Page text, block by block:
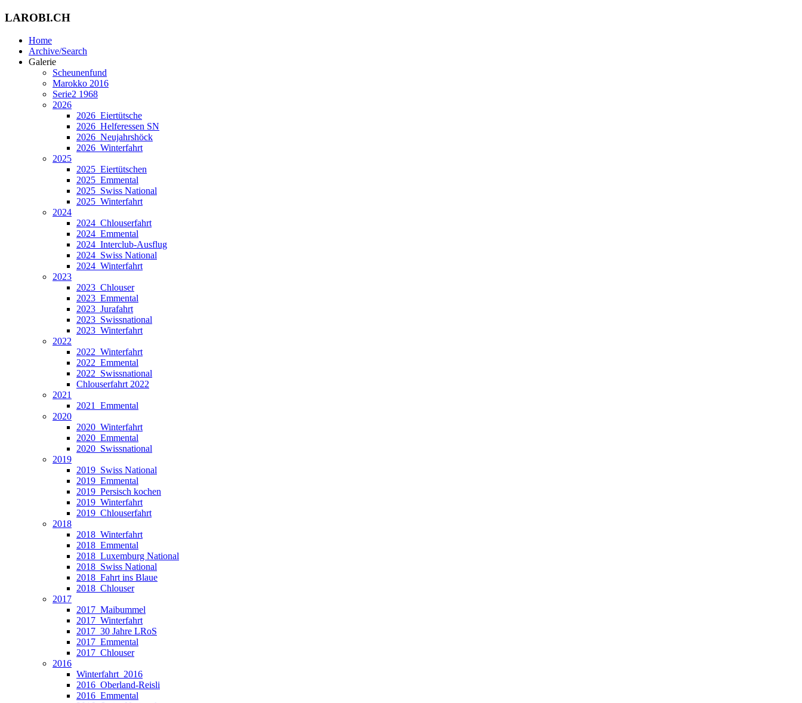
LAROBI.CH
Home
Archive/Search
Galerie
Scheunenfund
Marokko 2016
Serie2 1968
2026
2026_Eiertütsche
2026_Helferessen SN
2026_Neujahrshöck
2026_Winterfahrt
2025
2025_Eiertütschen
2025_Emmental
2025_Swiss National
2025_Winterfahrt
2024
2024_Chlouserfahrt
2024_Emmental
2024_Interclub-Ausflug
2024_Swiss National
2024_Winterfahrt
2023
2023_Chlouser
2023_Emmental
2023_Jurafahrt
2023_Swissnational
2023_Winterfahrt
2022
2022_Winterfahrt
2022_Emmental
2022_Swissnational
Chlouserfahrt 2022
2021
2021_Emmental
2020
2020_Winterfahrt
2020_Emmental
2020_Swissnational
2019
2019_Swiss National
2019_Emmental
2019_Persisch kochen
2019_Winterfahrt
2019_Chlouserfahrt
2018
2018_Winterfahrt
2018_Emmental
2018_Luxemburg National
2018_Swiss National
2018_Fahrt ins Blaue
2018_Chlouser
2017
2017_Maibummel
2017_Winterfahrt
2017_30 Jahre LRoS
2017_Emmental
2017_Chlouser
2016
Winterfahrt_2016
2016_Oberland-Reisli
2016_Emmental